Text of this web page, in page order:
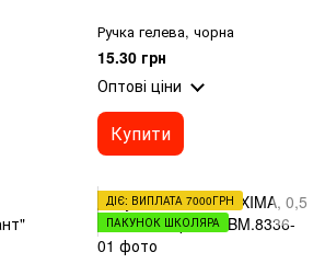
Ручка гелева, чорна
15.30 грн
Оптові ціни
Купити
ДІЄ: ВИПЛАТА 7000ГРН
ПАКУНОК ШКОЛЯРА